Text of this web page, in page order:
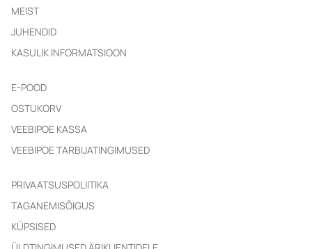
MEIST
JUHENDID
KASULIK INFORMATSIOON
E-POOD
OSTUKORV
VEEBIPOE KASSA
VEEBIPOE TARBIJATINGIMUSED
PRIVAATSUSPOLIITIKA
TAGANEMISÕIGUS
KÜPSISED